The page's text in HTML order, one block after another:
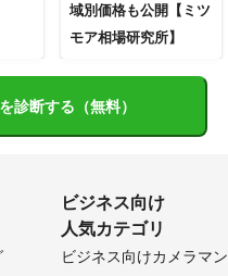
域別価格も公開【ミツ
モア相場研究所】
診断する（無料）
ビジネス向け
人気カテゴリ
ビジネス向けカメラマン